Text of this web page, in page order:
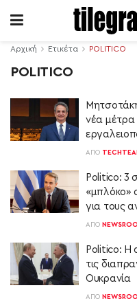
Αρχική Ετικέτα POLITICO
POLITICO
νέα μέτρα
ΑΠΌ
Politico: 3
«μπλόκο»
για τους
ΑΠΌ
Politico: Η
τις
Ουκρανία
ΑΠΌ